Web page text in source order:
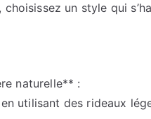
un style qui
naturelle** :
utilisant des rideaux